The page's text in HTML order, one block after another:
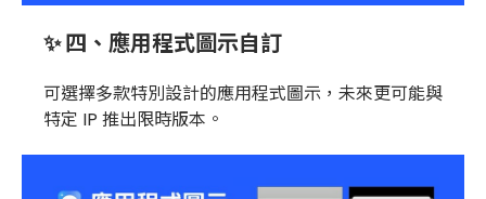
✨ 四、應用程式圖示自訂
可選擇多款特別設計的應用程式圖示，未來更可能與
特定 IP 推出限時版本。